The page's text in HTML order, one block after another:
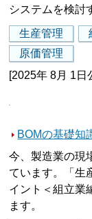
システムを検討
生産管理
原価管理
[2025年 8月 1日
BOMの基礎知
今、製造業の現
ています。「生
イント＜組立業
ます。